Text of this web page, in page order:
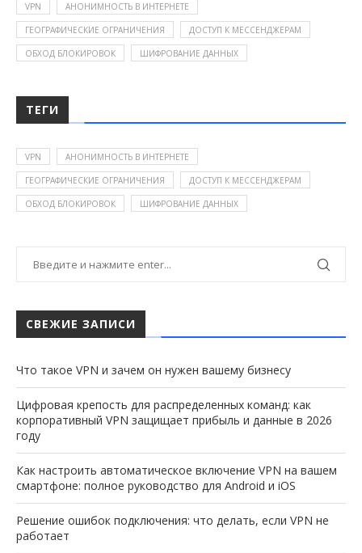
VPN АНОНИМНОСТЬ В ИНТЕРНЕТЕ
ГЕОГРАФИЧЕСКИЕ ОГРАНИЧЕНИЯ ДОСТУП К МЕССЕНДЖЕРАМ
ОБХОД БЛОКИРОВОК ШИФРОВАНИЕ ДАННЫХ
ТЕГИ
VPN АНОНИМНОСТЬ В ИНТЕРНЕТЕ
ГЕОГРАФИЧЕСКИЕ ОГРАНИЧЕНИЯ ДОСТУП К МЕССЕНДЖЕРАМ
ОБХОД БЛОКИРОВОК ШИФРОВАНИЕ ДАННЫХ
СВЕЖИЕ ЗАПИСИ
Что такое VPN и зачем он нужен вашему бизнесу
Цифровая крепость для распределенных команд: как
корпоративный VPN защищает прибыль и данные в 2026
году
Как настроить автоматическое включение VPN на вашем
смартфоне: полное руководство для Android и iOS
Решение ошибок подключения: что делать, если VPN не
работает